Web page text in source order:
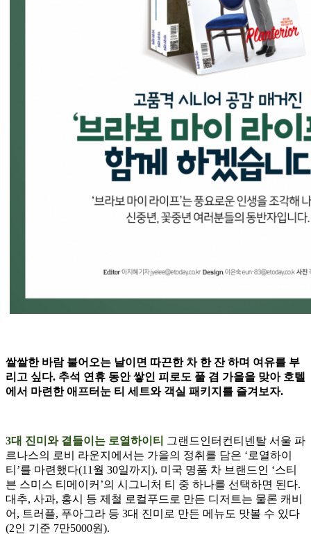
쌀쌀한 바람 불어오는 날이면 따끈한 차 한 잔 하며 여유를 부
리고 싶다. 추석 연휴 동안 쌓인 피로도 풀 겸 가을을 맞아 호텔
에서 마련한 애프터눈 티 세트와 객실 패키지를 즐겨보자.
3대 진미와 곁들이는 로열하이티 그랜드인터컨티넨탈 서울 파
르나스의 로비 라운지에서는 가을의 정취를 담은 ‘로열하이
티’를 마련했다(11월 30일까지). 미국 명품 차 브랜드인 ‘스티
븐 스미스 티메이커’의 시그니처 티 중 하나를 선택하면 된다.
대추, 사과, 홍시 등 제철 로컬푸드로 만든 디저트는 물론 캐비
어, 트러플, 푸아그라 등 3대 진미로 만든 메뉴도 맛볼 수 있다
(2인 기준 7만5000원).